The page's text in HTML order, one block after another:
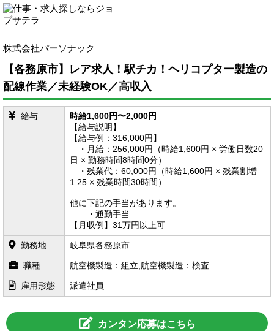
株式会社パーソナック
【各務原市】レア求人！駅チカ！ヘリコプター製造の
配線作業／未経験OK／高収入
給与
時給1,600円〜2,000円
【給与説明】
【給与例：316,000円】
・月給：256,000円（時給1,600円 × 労働日数20
日 × 勤務時間8時間0分）
・残業代：60,000円（時給1,600円 × 残業割増
1.25 × 残業時間30時間）
他に下記の手当があります。
・通勤手当
【月収例】31万円以上可
勤務地 岐阜県各務原市
職種 航空機製造：組立,航空機製造：検査
雇用形態 派遣社員
カンタン応募はこちら